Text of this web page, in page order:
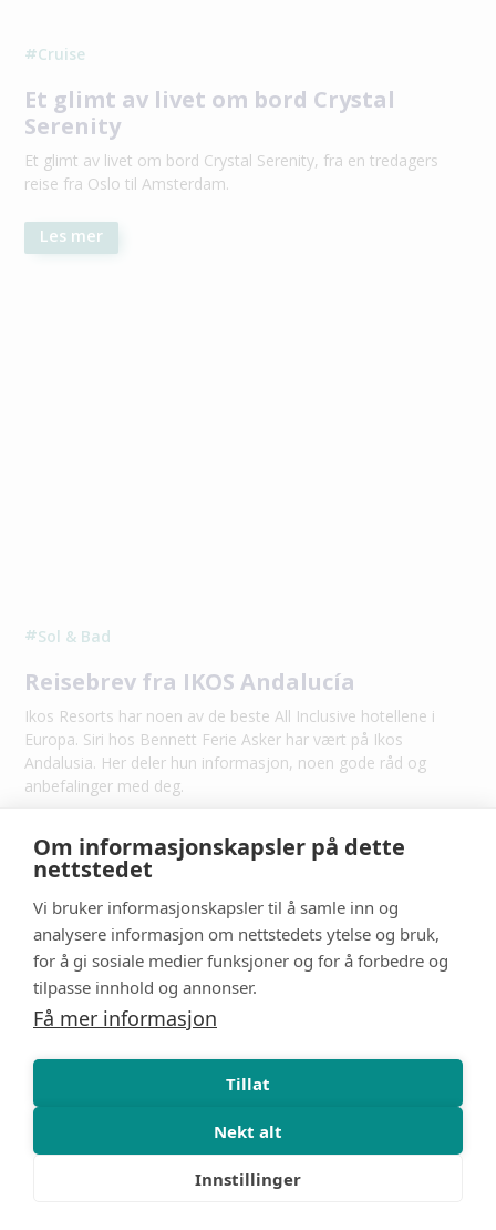
#Cruise
Et glimt av livet om bord Crystal
Serenity
Et glimt av livet om bord Crystal Serenity, fra en tredagers
reise fra Oslo til Amsterdam.
Les mer
#Sol & Bad
Reisebrev fra IKOS Andalucía
Ikos Resorts har noen av de beste All Inclusive hotellene i
Europa. Siri hos Bennett Ferie Asker har vært på Ikos
Andalusia. Her deler hun informasjon, noen gode råd og
anbefalinger med deg.
Les mer
Om informasjonskapsler på dette
nettstedet
Vi bruker informasjonskapsler til å samle inn og
analysere informasjon om nettstedets ytelse og bruk,
for å gi sosiale medier funksjoner og for å forbedre og
tilpasse innhold og annonser.
Få mer informasjon
Tillat
Nekt alt
Innstillinger